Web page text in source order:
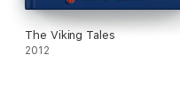
The Viking Tales
2012